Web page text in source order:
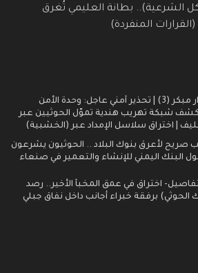
الشرعية).. بطانة العليمي تُغرق
المنفردة)
اسرار | انذار مبكر (3) | تحذير أمني عاجل: وحدة الأمن
شبكة تهريب هندية تموّل الحوثيين عبر
| اختراق سلاسل الإمداد عبر (الخشبية)
صريح لأعرق بنوك البلاد .. الحوثيون يشرعون
البنك اليمني للإنشاء والتعمير في صنعاء
اختراق في عمق المخبأ الأخير.. رصد
الحوثي) برفقة خبراء أجانب داخل نفاق جبلي